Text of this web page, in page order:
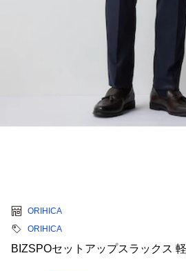
ORIHICA
ORIHICA
BIZSPOセットアップスラックス